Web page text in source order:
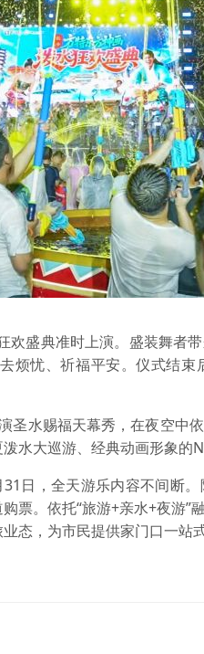
典准时上演。盛装舞者带
烦忧、祈福平安。仪式结
水赐福天幕秀，在夜空中
水大巡游、经典动画形象的
，全天游乐内容不间断。
票。依托“旅游+亲水+夜游”
态，为市民提供家门口一站